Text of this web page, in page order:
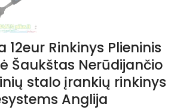
12eur Rinkinys Plieninis
Šaukštas Nerūdijančio
stalo įrankių rinkinys
Anglija